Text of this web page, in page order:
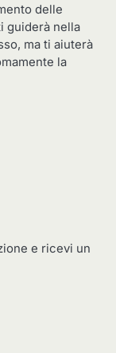
delle
guiderà nella
ma ti aiuterà
la
e ricevi un